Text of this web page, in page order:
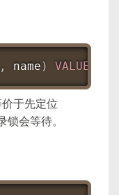
, name ) VALUES
于先定位
锁会等待。